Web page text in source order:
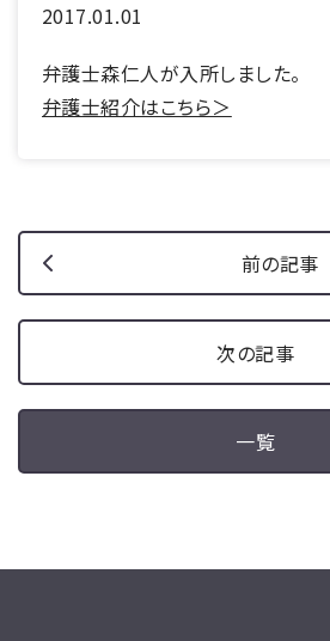
2017.01.01
弁護士森仁人が入所しました。
弁護士紹介はこちら＞
前の記事
次の記事
一覧